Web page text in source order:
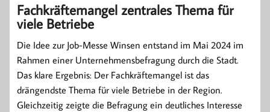
Fachkräftemangel zentrales Thema für
viele Betriebe
Die Idee zur Job-Messe Winsen entstand im Mai 2024 im
Rahmen einer Unternehmensbefragung durch die Stadt.
Das klare Ergebnis: Der Fachkräftemangel ist das
drängendste Thema für viele Betriebe in der Region.
Gleichzeitig zeigte die Befragung ein deutliches Interesse